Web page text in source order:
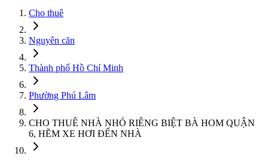
Cho thuê
Nguyên căn
Thành phố Hồ Chí Minh
Phường Phú Lâm
CHO THUÊ NHÀ NHỎ RIÊNG BIỆT BÀ HOM QUẬN
6, HẼM XE HƠI ĐẾN NHÀ